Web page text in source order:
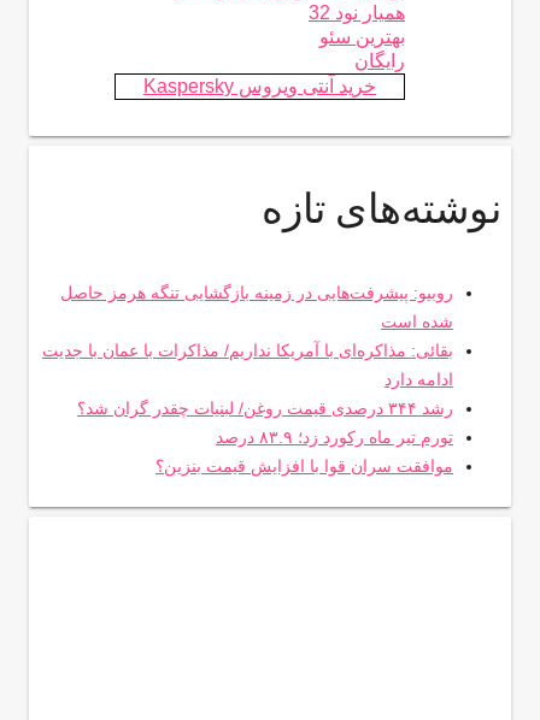
همیار نود 32
بهترین سئو
رایگان
خرید آنتی ویروس Kaspersky
نوشته‌های تازه
روبیو: پیشرفت‌هایی در زمینه بازگشایی تنگه هرمز حاصل
شده است
بقائی: مذاکره‌ای با آمریکا نداریم/ مذاکرات با عمان با جدیت
ادامه دارد
رشد ۳۴۴ درصدی قیمت روغن/ لبنیات چقدر گران شد؟
تورم تیر ماه رکورد زد؛ ۸۳.۹ درصد
موافقت سران قوا با افزایش قیمت بنزین؟